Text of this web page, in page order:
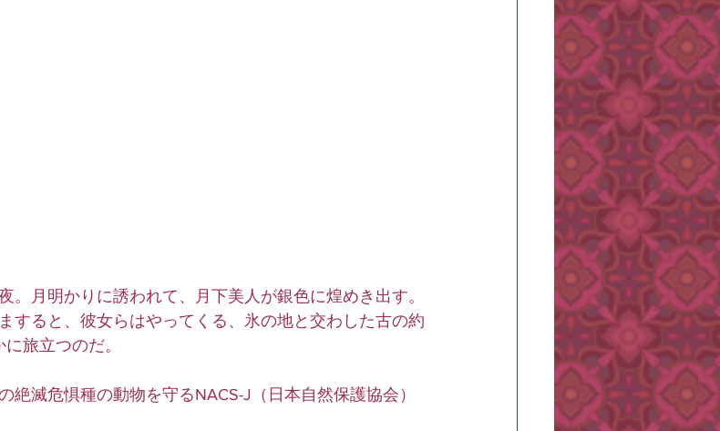
。月明かりに誘われて、月下美人が銀色に煌めき出す。
すると、彼女らはやってくる、氷の地と交わした古の約
旅立つのだ。
滅危惧種の動物を守るNACS-J（日本自然保護協会）